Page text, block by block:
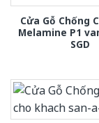
Cửa Gỗ Chống
Melamine P1
SGD